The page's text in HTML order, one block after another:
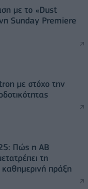
με το «Dust
Sunday Premiere
με στόχο την
Πώς η ΑΒ
τη
καθημερινή πράξη